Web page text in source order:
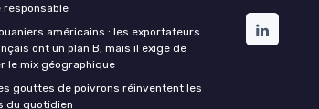
responsable
américains : les exportateurs
ont un plan B, mais il exige de
le mix géographique
gouttes de poivrons réinventent les
du quotidien